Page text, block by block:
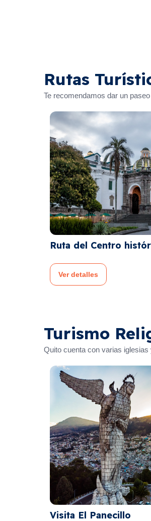
Rutas
Te recomendamos dar un
Recorrido por la
Ver detalles
Turismo
Quito cuenta con varias
Ruta de las